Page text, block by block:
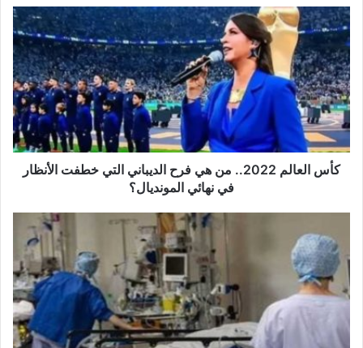
الذهاب بالبشت إلى صانعها ليعيد لمعانها بعملية «البرداخة».
By حسن شحاته
البشت القطري كاس العالم
كأس
العالم
من
هي
فرح
الديباني
التي
خطفت
الأنظار
كأس العالم 2022.. من هي فرح الديباني التي خطفت الأنظار
في نهائي المونديال؟
كبير
على
أقسام
الاستعجالي:
مدير